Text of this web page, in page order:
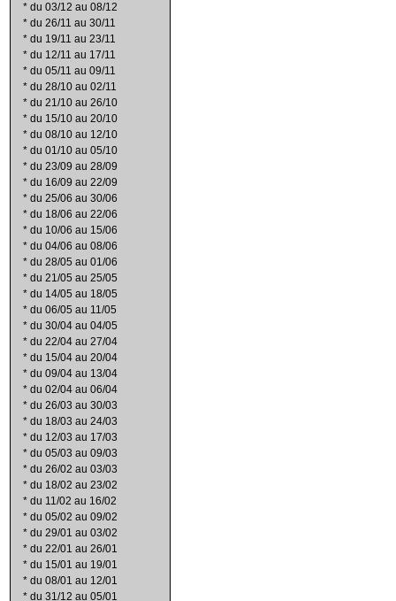
* du 03/12 au 08/12
* du 26/11 au 30/11
* du 19/11 au 23/11
* du 12/11 au 17/11
* du 05/11 au 09/11
* du 28/10 au 02/11
* du 21/10 au 26/10
* du 15/10 au 20/10
* du 08/10 au 12/10
* du 01/10 au 05/10
* du 23/09 au 28/09
* du 16/09 au 22/09
* du 25/06 au 30/06
* du 18/06 au 22/06
* du 10/06 au 15/06
* du 04/06 au 08/06
* du 28/05 au 01/06
* du 21/05 au 25/05
* du 14/05 au 18/05
* du 06/05 au 11/05
* du 30/04 au 04/05
* du 22/04 au 27/04
* du 15/04 au 20/04
* du 09/04 au 13/04
* du 02/04 au 06/04
* du 26/03 au 30/03
* du 18/03 au 24/03
* du 12/03 au 17/03
* du 05/03 au 09/03
* du 26/02 au 03/03
* du 18/02 au 23/02
* du 11/02 au 16/02
* du 05/02 au 09/02
* du 29/01 au 03/02
* du 22/01 au 26/01
* du 15/01 au 19/01
* du 08/01 au 12/01
* du 31/12 au 05/01